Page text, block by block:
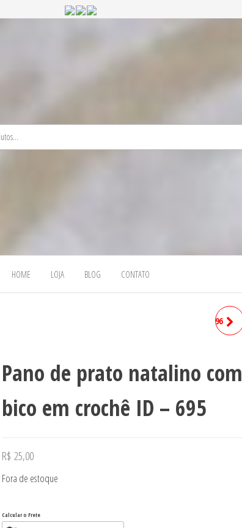
HOME LOJA BLOG CONTATO
BOLSA EM CROCHÊ - ID - 696
Pano de prato natalino com
bico em crochê ID – 695
R$ 25,00
Fora de estoque
Calcular o Frete